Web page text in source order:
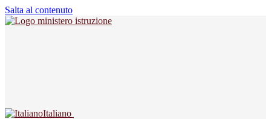
Salta al contenuto
Italiano